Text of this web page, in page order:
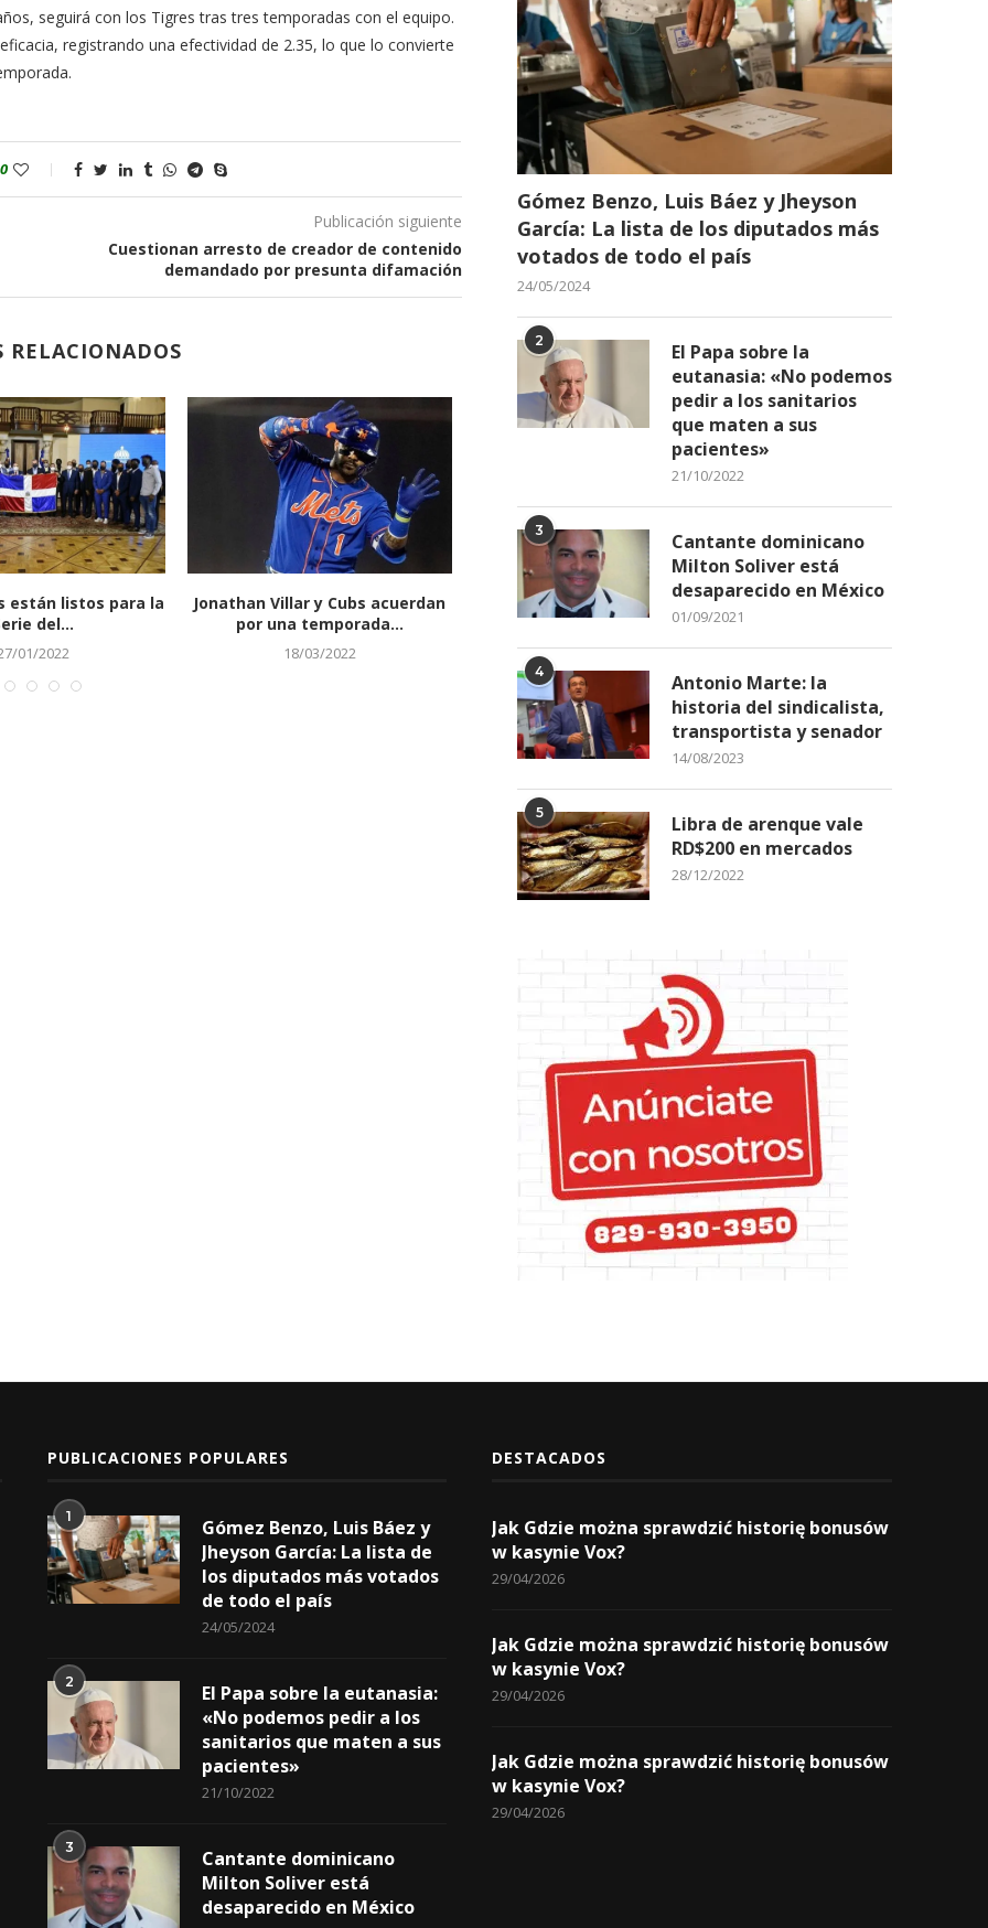
seguirá con los Tigres tras tres temporadas con el equipo.
registrando una efectividad de 2.35, lo que lo convierte
0
Publicación siguiente
Cuestionan arresto de creador de contenido
demandado por presunta difamación
RELACIONADOS
pactan por 6
y 162...
17/03/2022
El futbolista francés Benjamin
Mendy es declarado no...
15/07/2023
Al Horford ganará 9.5 millones
de dólares en...
19/06/2024
Messi se estrena con el
22/07/2023
Gómez Benzo, Luis Báez y Jheyson
García: La lista de los diputados más
votados de todo el país
24/05/2024
2
El Papa sobre la
eutanasia: «No podemos
pedir a los sanitarios
que maten a sus
pacientes»
21/10/2022
3
Cantante dominicano
Milton Soliver está
desaparecido en México
01/09/2021
4
Antonio Marte: la
historia del sindicalista,
transportista y senador
14/08/2023
5
Libra de arenque vale
RD$200 en mercados
28/12/2022
PUBLICACIONES POPULARES
1
Gómez Benzo, Luis Báez y
Jheyson García: La lista de
los diputados más votados
de todo el país
24/05/2024
2
El Papa sobre la eutanasia:
«No podemos pedir a los
sanitarios que maten a sus
pacientes»
21/10/2022
3
Cantante dominicano
Milton Soliver está
desaparecido en México
DESTACADOS
Jak Gdzie można sprawdzić historię bonusów
w kasynie Vox?
29/04/2026
Jak Gdzie można sprawdzić historię bonusów
w kasynie Vox?
29/04/2026
Jak Gdzie można sprawdzić historię bonusów
w kasynie Vox?
29/04/2026